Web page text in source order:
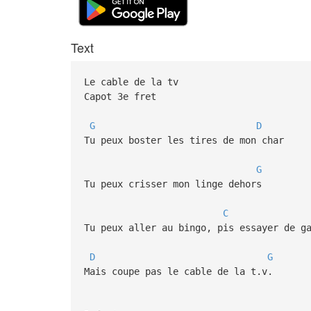
Text
Le cable de la tv
Capot 3e fret
G
D
Tu peux boster les tires de mon char
G
Tu peux crisser mon linge dehors
C
Tu peux aller au bingo, pis essayer de
D
G
Mais coupe pas le cable de la t.v.